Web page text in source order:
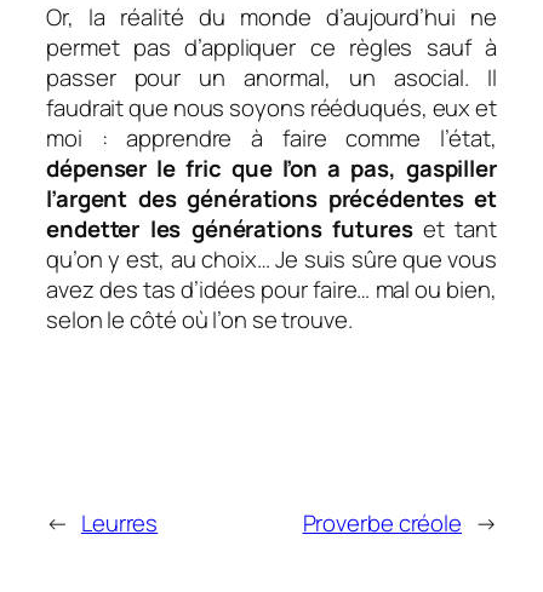
Or, la réalité du monde d’aujourd’hui ne
permet pas d’appliquer ce règles sauf à
passer pour un anormal, un asocial. Il
faudrait que nous soyons rééduqués, eux et
moi : apprendre à faire comme l’état,
dépenser le fric que l’on a pas, gaspiller
l’argent des générations précédentes et
endetter les générations futureset tant
qu’on y est, au choix… Je suis sûre que vous
avez des tas d’idées pour faire… mal ou bien,
selon le côté où l’on se trouve.
← Leurres Proverbe créole →